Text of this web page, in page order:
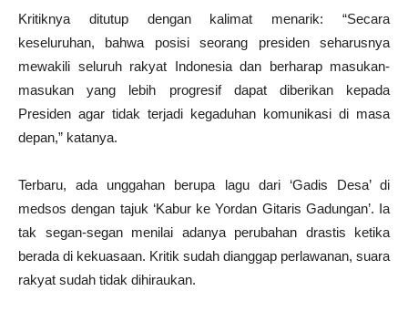
Kritiknya ditutup dengan kalimat menarik: “Secara
keseluruhan, bahwa posisi seorang presiden seharusnya
mewakili seluruh rakyat Indonesia dan berharap masukan-
masukan yang lebih progresif dapat diberikan kepada
Presiden agar tidak terjadi kegaduhan komunikasi di masa
depan,” katanya.
Terbaru, ada unggahan berupa lagu dari ‘Gadis Desa’ di
medsos dengan tajuk ‘Kabur ke Yordan Gitaris Gadungan’. Ia
tak segan-segan menilai adanya perubahan drastis ketika
berada di kekuasaan. Kritik sudah dianggap perlawanan, suara
rakyat sudah tidak dihiraukan.